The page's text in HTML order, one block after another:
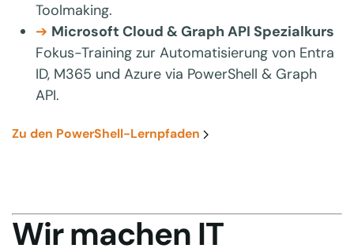
Toolmaking.
➔ Microsoft Cloud & Graph API Spezialkurs
Fokus-Training zur Automatisierung von Entra
ID, M365 und Azure via PowerShell & Graph
API.
Zu den PowerShell-Lernpfaden
Wir machen IT